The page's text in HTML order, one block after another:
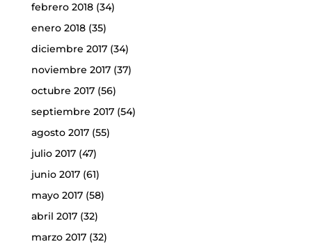
febrero 2018(34)
enero 2018(35)
diciembre 2017(34)
noviembre 2017(37)
octubre 2017(56)
septiembre 2017(54)
agosto 2017(55)
julio 2017(47)
junio 2017(61)
mayo 2017(58)
abril 2017(32)
marzo 2017(32)